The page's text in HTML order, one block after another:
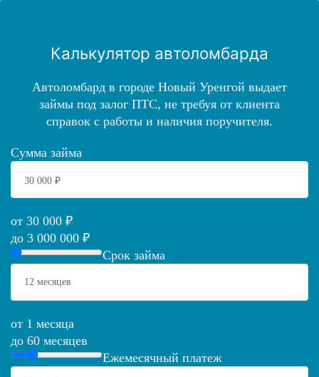
Калькулятор автоломбарда
Автоломбард в городе Новый Уренгой выдает
займы под залог ПТС, не требуя от клиента
справок с работы и наличия поручителя.
Сумма займа
от 30 000 ₽
до 3 000 000 ₽
Срок займа
от 1 месяца
до 60 месяцев
Ежемесячный платеж